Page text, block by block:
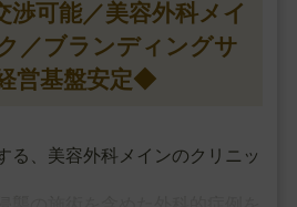
渉可能／美容外科メイ
／ブランディングサ
営基盤安定◆
る、美容外科メインのクリニッ